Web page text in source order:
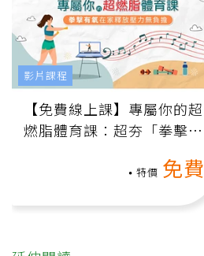
【免費線上課】專屬你的超
燃脂體育課：超夯「拳擊有
特價 免費
影片課程